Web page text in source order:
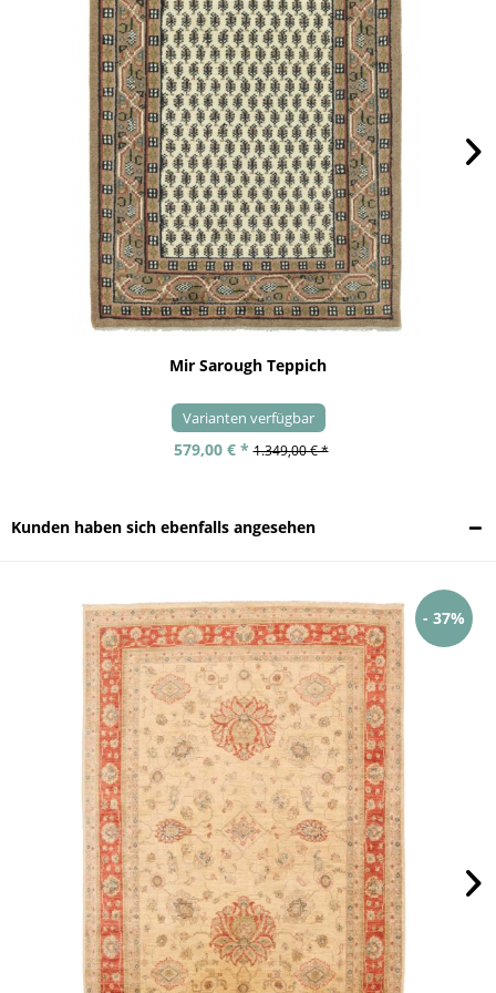
Mir Sarough Teppich
Varianten verfügbar
579,00 € * 1.349,00 € *
Kunden haben sich ebenfalls angesehen
- 37%